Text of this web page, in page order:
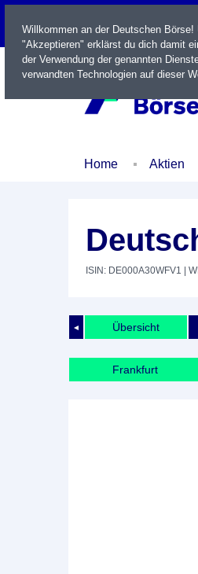
LIVE
Home Aktien
ISIN: DE000A30WFV1 |
◄ Übersicht
Frankfurt
Willkommen an der Deutschen
"Akzeptieren" erklärst du dich damit
der Verwendung der genannten
verwandten Technologien auf dieser